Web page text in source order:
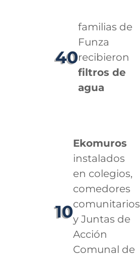
40
familias de
Funza
recibieron
filtros de
agua
10
Ekomuros
instalados
en colegios,
comedores
comunitarios
y Juntas de
Acción
Comunal de